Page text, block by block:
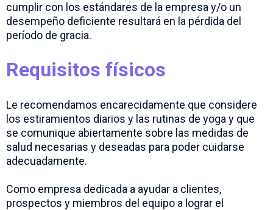
cumplir con los estándares de la empresa y/o un
desempeño deficiente resultará en la pérdida del
período de gracia.
Requisitos físicos
Le recomendamos encarecidamente que considere
los estiramientos diarios y las rutinas de yoga y que
se comunique abiertamente sobre las medidas de
salud necesarias y deseadas para poder cuidarse
adecuadamente.
Como empresa dedicada a ayudar a clientes,
prospectos y miembros del equipo a lograr el